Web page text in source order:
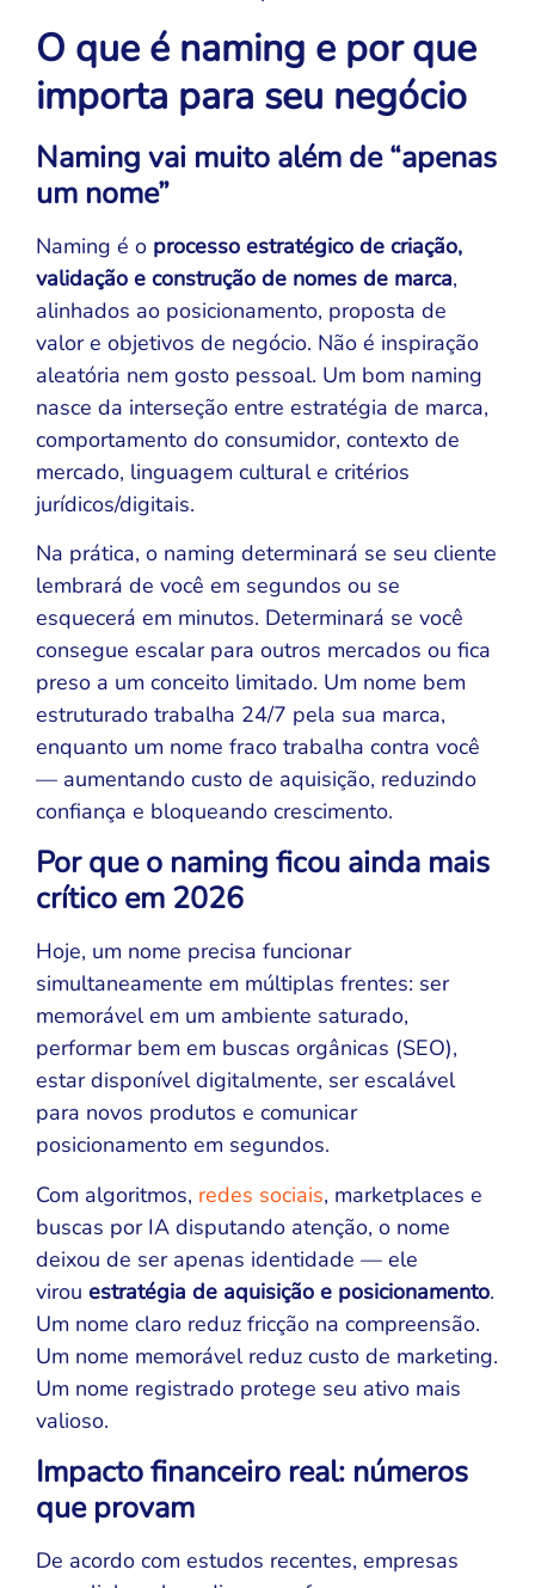
O que é naming e por que
importa para seu negócio
Naming vai muito além de “apenas
um nome”
Naming é o processo estratégico de criação,
validação e construção de nomes de marca,
alinhados ao posicionamento, proposta de
valor e objetivos de negócio. Não é inspiração
aleatória nem gosto pessoal. Um bom naming
nasce da interseção entre estratégia de marca,
comportamento do consumidor, contexto de
mercado, linguagem cultural e critérios
jurídicos/digitais.
Na prática, o naming determinará se seu cliente
lembrará de você em segundos ou se
esquecerá em minutos. Determinará se você
consegue escalar para outros mercados ou fica
preso a um conceito limitado. Um nome bem
estruturado trabalha 24/7 pela sua marca,
enquanto um nome fraco trabalha contra você
— aumentando custo de aquisição, reduzindo
confiança e bloqueando crescimento.
Por que o naming ficou ainda mais
crítico em 2026
Hoje, um nome precisa funcionar
simultaneamente em múltiplas frentes: ser
memorável em um ambiente saturado,
performar bem em buscas orgânicas (SEO),
estar disponível digitalmente, ser escalável
para novos produtos e comunicar
posicionamento em segundos.
Com algoritmos, redes sociais, marketplaces e
buscas por IA disputando atenção, o nome
deixou de ser apenas identidade — ele
virou estratégia de aquisição e posicionamento.
Um nome claro reduz fricção na compreensão.
Um nome memorável reduz custo de marketing.
Um nome registrado protege seu ativo mais
valioso.
Impacto financeiro real: números
que provam
De acordo com estudos recentes, empresas